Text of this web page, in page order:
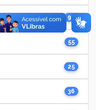
91
55
25
36